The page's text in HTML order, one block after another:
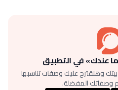
عندك» في التطبيق
وهنقترح عليك وصفات تناسبها
المفضلة.